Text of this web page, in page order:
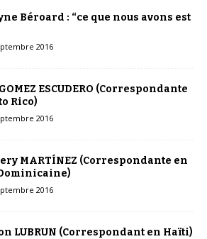
Béroard : “ce que nous avons est
2016
ESCUDERO (Correspondante
Rico)
2016
MARTÍNEZ (Correspondante en
2016
LUBRUN (Correspondant en Haïti)